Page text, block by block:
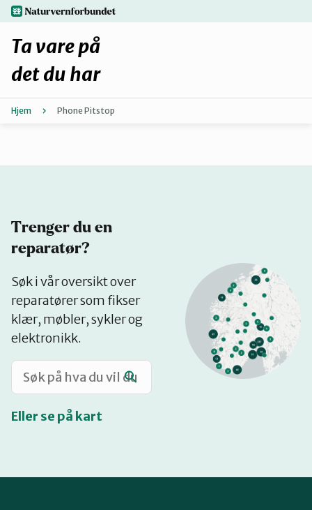
Hopp
til
hovedinnhold
Forbehold
Hvorfor reparere?
Katalog
Mitt navn
naturvernforbundet.no
Ta vare på
det du har
Hjem Phone Pitstop
Trenger du en
reparatør?
Søk i vår oversikt over
reparatører som fikser
klær, møbler, sykler og
elektronikk.
Eller se på kart
på
kart